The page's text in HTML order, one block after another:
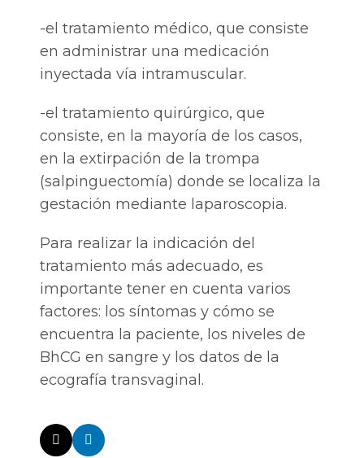
-el tratamiento médico, que consiste
en administrar una medicación
inyectada vía intramuscular.
-el tratamiento quirúrgico, que
consiste, en la mayoría de los casos,
en la extirpación de la trompa
(salpinguectomía) donde se localiza la
gestación mediante laparoscopia.
Para realizar la indicación del
tratamiento más adecuado, es
importante tener en cuenta varios
factores: los síntomas y cómo se
encuentra la paciente, los niveles de
BhCG en sangre y los datos de la
ecografía transvaginal.